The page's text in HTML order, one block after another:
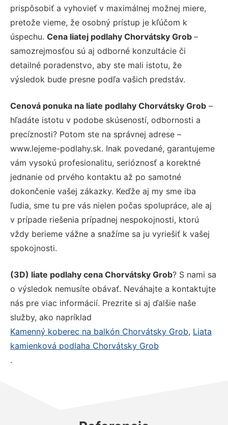
prispôsobiť a vyhovieť v maximálnej možnej miere,
pretože vieme, že osobný prístup je kľúčom k
úspechu. Cena liatej podlahy Chorvátsky Grob –
samozrejmosťou sú aj odborné konzultácie či
detailné poradenstvo, aby ste mali istotu, že
výsledok bude presne podľa vašich predstáv.
Cenová ponuka na liate podlahy Chorvátsky Grob –
hľadáte istotu v podobe skúseností, odbornosti a
precíznosti? Potom ste na správnej adrese –
www.lejeme-podlahy.sk. Inak povedané, garantujeme
vám vysokú profesionalitu, serióznosť a korektné
jednanie od prvého kontaktu až po samotné
dokončenie vašej zákazky. Keďže aj my sme iba
ľudia, sme tu pre vás nielen počas spolupráce, ale aj
v prípade riešenia prípadnej nespokojnosti, ktorú
vždy berieme vážne a snažíme sa ju vyriešiť k vašej
spokojnosti.
(3D) liate podlahy cena Chorvátsky Grob? S nami sa
o výsledok nemusíte obávať. Neváhajte a kontaktujte
nás pre viac informácií. Prezrite si aj ďalšie naše
služby, ako napríklad
Kamenný koberec na balkón Chorvátsky Grob, Liata
kamienková podlaha Chorvátsky Grob
.